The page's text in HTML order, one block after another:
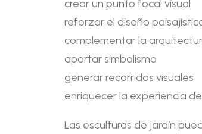
crear un punto focal visual
reforzar el diseño
complementar la
aportar simbolismo
generar recorridos visuales
enriquecer la experiencia
Las esculturas de jardín